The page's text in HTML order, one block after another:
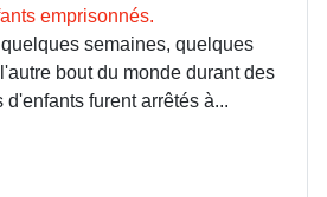
emprisonnés.
semaines, quelques
bout du monde durant des
furent arrêtés à...